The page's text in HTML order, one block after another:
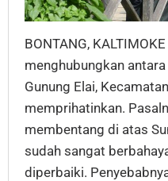
BONTANG,
menghubungkan
Gunung Elai,
memprihatinkan.
membentang di atas
sudah sangat
diperbaiki.